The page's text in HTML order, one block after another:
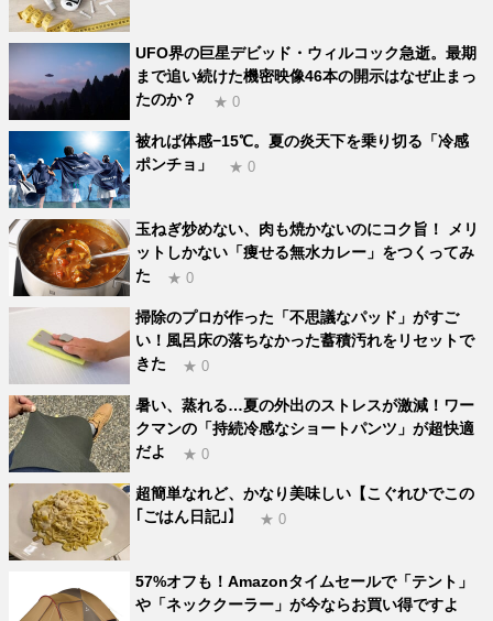
UFO界の巨星デビッド・ウィルコック急逝。最期
まで追い続けた機密映像46本の開示はなぜ止まっ
たのか？
★ 0
被れば体感−15℃。夏の炎天下を乗り切る「冷感
ポンチョ」
★ 0
玉ねぎ炒めない、肉も焼かないのにコク旨！ メリ
ットしかない「痩せる無水カレー」をつくってみ
た
★ 0
掃除のプロが作った「不思議なパッド」がすご
い！風呂床の落ちなかった蓄積汚れをリセットで
きた
★ 0
暑い、蒸れる…夏の外出のストレスが激減！ワー
クマンの「持続冷感なショートパンツ」が超快適
だよ
★ 0
超簡単なれど、かなり美味しい【こぐれひでこの
｢ごはん日記｣】
★ 0
57%オフも！Amazonタイムセールで「テント」
や「ネッククーラー」が今ならお買い得ですよ